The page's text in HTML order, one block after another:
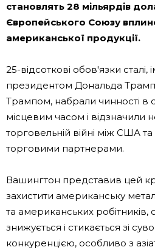
становлять 28 мільярдів
Європейського Союзу
американської продукції.
25-відсоткові обов'язки сталі,
президентом Дональда
Трампом, набрали чинності в
місцевим часом і відзначили
торговельній війні між США
торговими партнерами.
Вашингтон представив цей
захистити американську
та американських робітників,
знижується і стикається зі
конкуренцією, особливо з